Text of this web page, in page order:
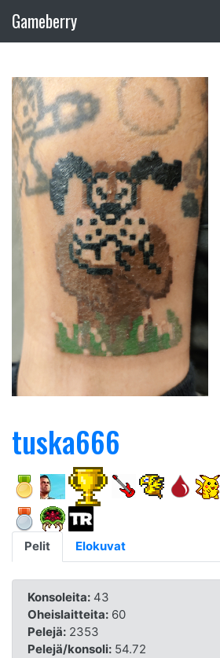
Gameberry
tuska666
Pelit Elokuvat
Konsoleita:43
Oheislaitteita:60
Pelejä:2353
Pelejä/konsoli:54.72